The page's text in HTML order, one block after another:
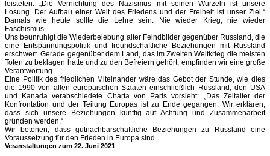
leisteten: „Die Vernichtung des Nazismus mit seinen Wurzeln ist unsere
Losung. Der Aufbau einer Welt des Friedens und der Freiheit ist unser Ziel.“
Damals wie heute sollte die Lehre sein: Nie wieder Krieg, nie wieder
Faschismus.
Uns beunruhigt die Wiederbelebung alter Feindbilder gegenüber Russland, die
eine Entspannungspolitik und freundschaftliche Beziehungen mit Russland
erschwert. Gerade gegenüber dem Land, das im Zweiten Weltkrieg die meisten
Toten zu beklagen hatte und zu den Befreiern gehört, empfinden wir eine große
Verantwortung.
Eine Politik des friedlichen Miteinander wäre das Gebot der Stunde, wie dies
die 1990 von allen europäischen Staaten einschließlich Russland, den USA
und Kanada verabschiedete Charta von Paris vorsieht: „Das Zeitalter der
Konfrontation und der Teilung Europas ist zu Ende gegangen. Wir erklären,
dass sich unsere Beziehungen künftig auf Achtung und Zusammenarbeit
gründen werden.“
Wir betonen, dass gutnachbarschaftliche Beziehungen zu Russland eine
Voraussetzung für den Frieden in Europa sind.
Veranstaltungen zum 22. Juni 2021: